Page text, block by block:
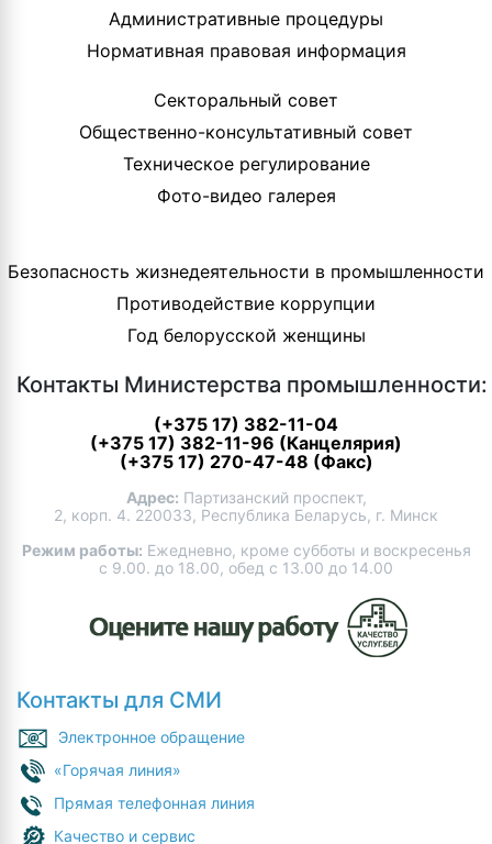
Административные процедуры
Нормативная правовая информация
Секторальный совет
Общественно-консультативный совет
Техническое регулирование
Фото-видео галерея
Безопасность жизнедеятельности в промышленности
Противодействие коррупции
Год белорусской женщины
Контакты Министерства промышленности:
(+375 17) 382-11-04
(+375 17) 382-11-96 (Канцелярия)
(+375 17) 270-47-48 (Факс)
Адрес: Партизанский проспект,
2, корп. 4. 220033, Республика Беларусь, г. Минск
Режим работы: Ежедневно, кроме субботы и воскресенья
с 9.00. до 18.00, обед с 13.00 до 14.00
Контакты для СМИ
Электронное обращение
«Горячая линия»
Прямая телефонная линия
Качество и сервис